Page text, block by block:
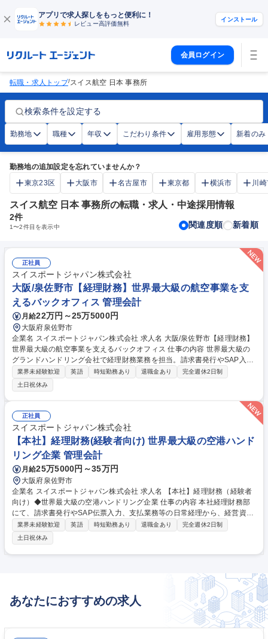
アプリで求人探しをもっと便利に！
レビュー高評価無料
インストール
会員ログイン
転職・求人トップ/スイス航空 日本 事務所
検索条件を設定する
勤務地 職種 年収 こだわり条件 雇用形態 新着のみ
勤務地の追加設定を忘れていませんか？
東京23区
大阪市 名古屋市 東京都 横浜市 川
スイス航空 日本 事務所の転職・求人・中途採用情報
2件
1〜2件目を表示中 関連度順 新着順
正社員
スイスポートジャパン株式会社
大阪/泉佐野市【経理財務】世界最大級の航空事業を支
えるバックオフィス 管理会計
月給22万円～25万5000円
大阪府泉佐野市
企業名 スイスポートジャパン株式会社 求人名 大阪/泉佐野市【経理財務】
世界最大級の航空事業を支えるバックオフィス 仕事の内容 世界最大級の
グランドハンドリング会社で経理財務業務を担当。請求書発行やSAP入力
から経営資料作成、監査対応まで幅広くお任せします。グローバル企業の
本社で着実にスキルアップできる環境です。 ▼日常経理から決算補助ま
で、ご経験に応じて段階的にご担当いただく予定です。 ・請求書発行、入
金管理、売掛金管理 ・SAP伝票入力、証票チェック、支払業務 ・経営資
料の作成、問い合わせ対応 ・会計監査や税理士の補助対応など 募集職種
大阪/泉佐野市【経理財務】世界最大級の航空事業を支えるバックオフィス
業界未経験歓迎 英語 時短勤務あり 退職金あり
完全週休2日制
土日祝休み
正社員
スイスポートジャパン株式会社
【本社】経理財務(経験者向け) 世界最大級の空港ハンド
リング企業 管理会計
月給25万5000円～35万円
大阪府泉佐野市
企業名 スイスポートジャパン株式会社 求人名 【本社】経理財務（経験者
向け）◆世界最大級の空港ハンドリング企業 仕事の内容 本社経理財務部
にて、請求書発行やSAP伝票入力、支払業務等の日常経理から、経営資料
作成や監査対応まで幅広くお任せします。経験に応じて、海外親会社への
レポーティングや連結決算等の業務へも挑戦可能です。 ◆請求書発行・入
金管理・売掛金管理およびSAP伝票入力 ◆証票チェック・支払業務・債権
債務管理・システム保守 ◆経営資料の作成・各種問い合わせ対応（社内・
務】 ◆親会社へのレポーティング・連結決算・税務調査対応 募集職種
【本社】経理財務（経験者向け）◆世界最大級の空港ハンドリング企業
業界未経験歓迎 英語 時短勤務あり 退職金あり
完全週休2日制
土日祝休み
あなたにおすすめの求人